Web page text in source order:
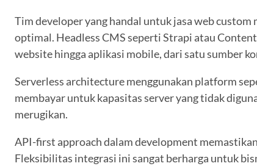
Tim developer yang handal untuk jasa web
optimal. Headless CMS seperti Strapi atau
website hingga aplikasi mobile, dari satu sumber
Serverless architecture menggunakan platform
membayar untuk kapasitas server yang tidak
merugikan.
API-first approach dalam development
Fleksibilitas integrasi ini sangat berharga untuk